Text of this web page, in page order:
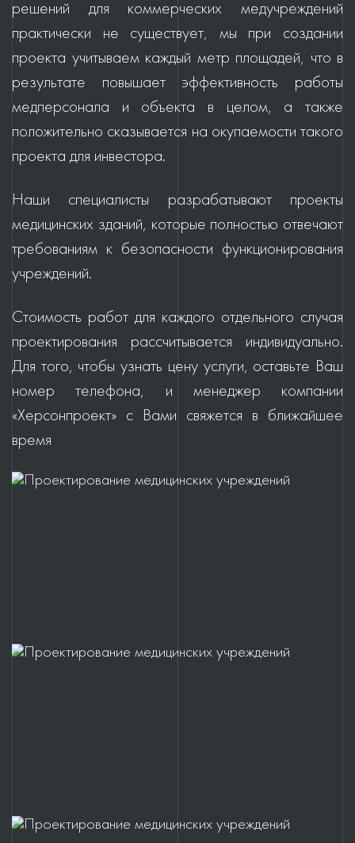
решений для коммерческих медучреждений
практически не существует, мы при создании
проекта учитываем каждый метр площадей, что в
результате повышает эффективность работы
медперсонала и объекта в целом, а также
положительно сказывается на окупаемости такого
проекта для инвестора.
Наши специалисты разрабатывают проекты
медицинских зданий, которые полностью отвечают
требованиям к безопасности функционирования
учреждений.
Стоимость работ для каждого отдельного случая
проектирования рассчитывается индивидуально.
Для того, чтобы узнать цену услуги, оставьте Ваш
номер телефона, и менеджер компании
«Херсонпроект» с Вами свяжется в ближайшее
время